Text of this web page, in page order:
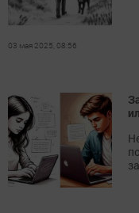
03 мая 2025, 08:56